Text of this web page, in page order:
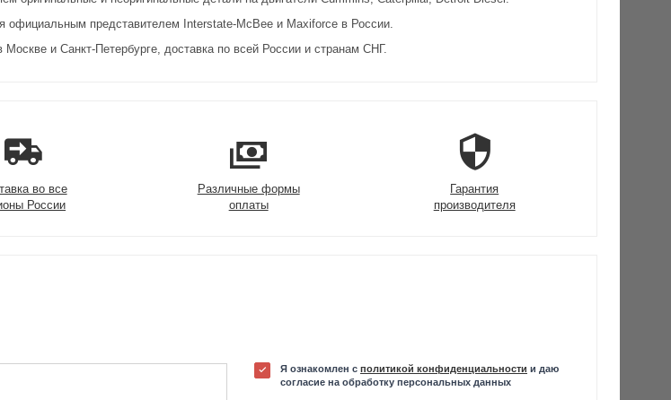
официальным представителем Interstate-McBee и Maxiforce в России.
и Санкт-Петербурге, доставка по всей России и странам СНГ.
во все
России
Различные формы
оплаты
Гарантия
производителя
Я ознакомлен с политикой конфиденциальности и даю
согласие на обработку персональных данных